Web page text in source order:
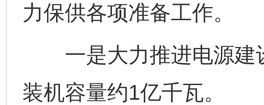
力保供各项准备工作。
一是大力推进电源建
装机容量约1亿千瓦。